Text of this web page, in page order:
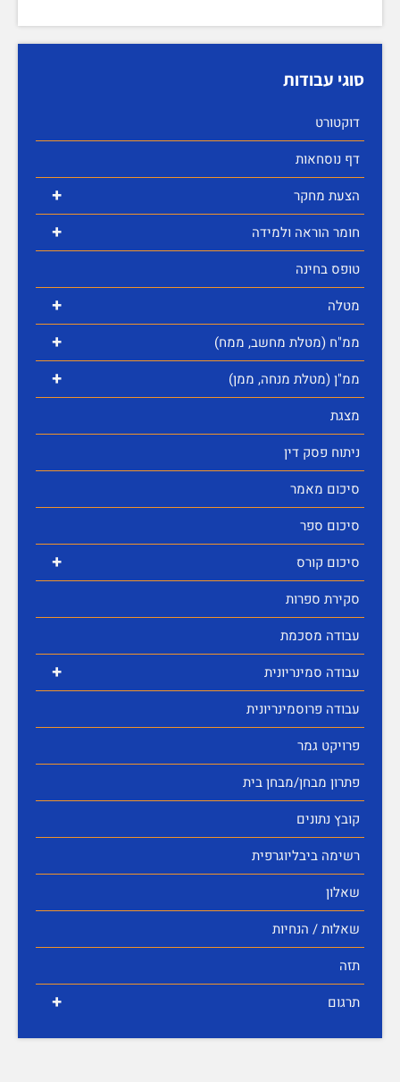
סוגי עבודות
דוקטורט
דף נוסחאות
+ הצעת מחקר
+
חומר הוראה ולמידה
טופס בחינה
+ מטלה
+ ממ"ח (מטלת מחשב, ממח)
+
ממ"ן (מטלת מנחה, ממן)
מצגת
ניתוח פסק דין
סיכום מאמר
סיכום ספר
+
סיכום קורס
סקירת ספרות
עבודה מסכמת
+
עבודה סמינריונית
עבודה פרוסמינריונית
פרויקט גמר
פתרון מבחן/מבחן בית
קובץ נתונים
רשימה ביבליוגרפית
שאלון
שאלות / הנחיות
תזה
+ תרגום